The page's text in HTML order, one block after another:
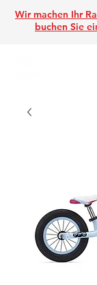
Wir machen Ihr
buchen Sie